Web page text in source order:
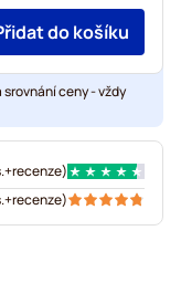
do košíku
ceny - vždy
recenze)
recenze)